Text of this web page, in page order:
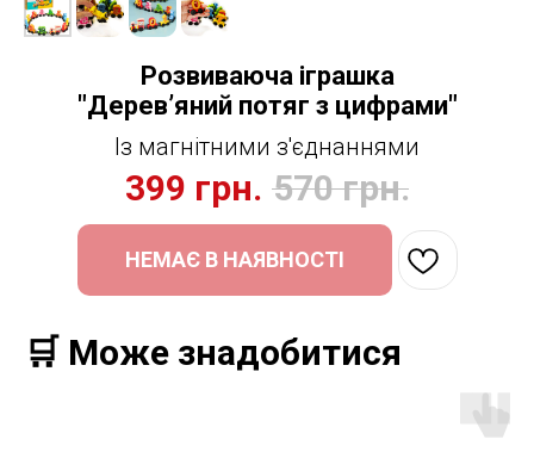
Розвиваюча іграшка
"Деревʼяний потяг з цифрами"
Із магнітними з'єднаннями
399 грн. 570 грн.
НЕМАЄ В НАЯВНОСТІ
🛒 Може знадобитися